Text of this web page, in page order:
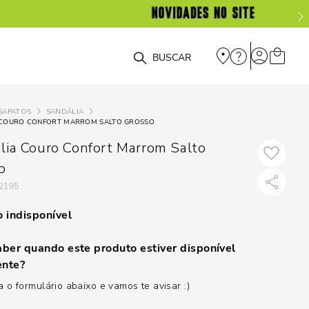
O que você está procurando?
SANDÁLIA
CONFORT MARROM SALTO GROSSO
Couro Confort Marrom Salto
indisponível
quando este produto estiver disponível
o formulário abaixo e vamos te avisar :)